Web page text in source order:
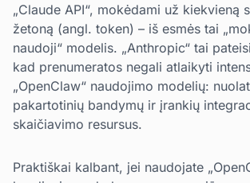
„Claude API“, mokėdami už kiekvieną
žetoną (angl. token) – iš esmės tai
naudoji“ modelis. „Anthropic“ tai
kad prenumeratos negali atlaikyti
„OpenClaw“ naudojimo modelių:
pakartotinių bandymų ir įrankių
skaičiavimo resursus.
Praktiškai kalbant, jei naudojate